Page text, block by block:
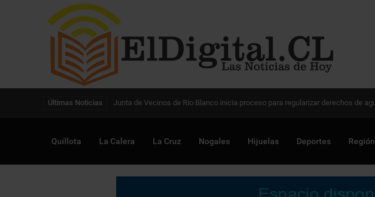
Últimas Noticias Digitalización de la gestión pública avanza en Chile para optimizar proyectos
Quillota La Calera La Cruz Nogales Hijuelas Deportes Región